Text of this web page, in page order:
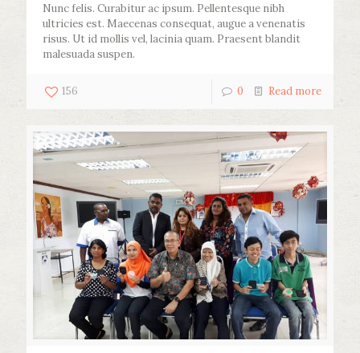
Nunc felis. Curabitur ac ipsum. Pellentesque nibh
ultricies est. Maecenas consequat, augue a venenatis
risus. Ut id mollis vel, lacinia quam. Praesent blandit
malesuada suspen.
156 0 Read more